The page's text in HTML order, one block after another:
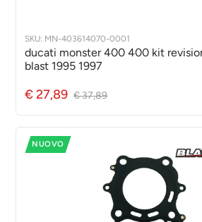
SKU: MN-403614070-0001
ducati monster 400 400 kit
blast 1995 1997
€ 27,89 € 37,89
NUOVO